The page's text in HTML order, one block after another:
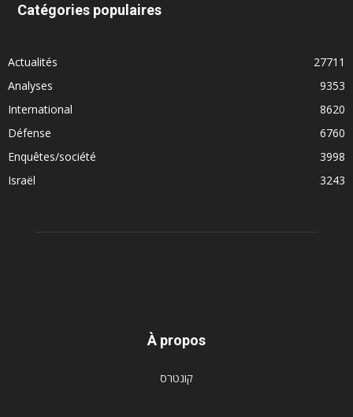
Catégories populaires
Actualités
27711
Analyses
9353
International
8620
Défense
6760
Enquêtes/société
3998
Israël
3243
À propos
קונטרס